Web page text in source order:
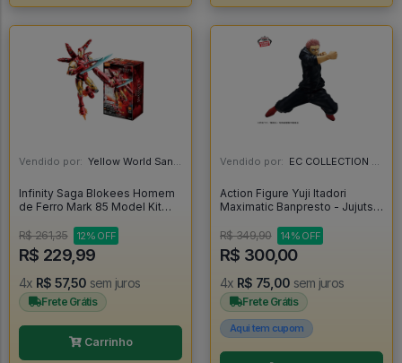
Vendido por: Yellow World Santos - SP
Infinity Saga Blokees Homem
de Ferro Mark 85 Model Kit
R$ 261,35
12% OFF
R$ 229,99
4x R$ 57,50 sem juros
Frete Grátis
Carrinho
Vendido por: EC COLLECTION - SP
Action Figure Yuji Itadori
Maximatic Banpresto - Jujutsu
R$ 349,90
14% OFF
R$ 300,00
4x R$ 75,00 sem juros
Frete Grátis
Aqui tem cupom